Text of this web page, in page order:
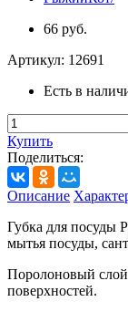
66 руб.
Артикул: 12691
Есть в
Купить
Поделиться:
Описание
Губка для посуды
мытья посуды,
Поролоновый слой
поверхностей.